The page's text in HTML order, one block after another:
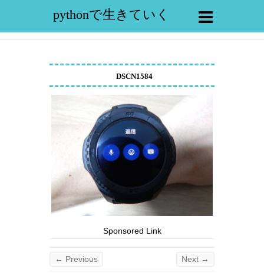
pythonで生きていく
DSCN1584
Sponsored Link
← Previous Next →